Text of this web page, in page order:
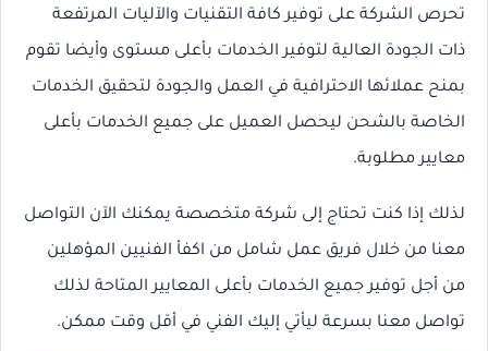
تحرص الشركة على توفير كافة التقنيات والآليات المرتفعة
ذات الجودة العالية لتوفير الخدمات بأعلى مستوى وأيضا تقوم
بمنح عملائها الاحترافية في العمل والجودة لتحقيق الخدمات
الخاصة بالشحن ليحصل العميل على جميع الخدمات بأعلى
معايير مطلوبة.
لذلك إذا كنت تحتاج إلى شركة متخصصة يمكنك الآن التواصل
معنا من خلال فريق عمل شامل من اكفأ الفنيين المؤهلين
من أجل توفير جميع الخدمات بأعلى المعايير المتاحة لذلك
تواصل معنا بسرعة ليأتي إليك الفني في أقل وقت ممكن.